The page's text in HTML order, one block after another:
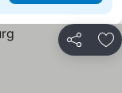
Partilhar